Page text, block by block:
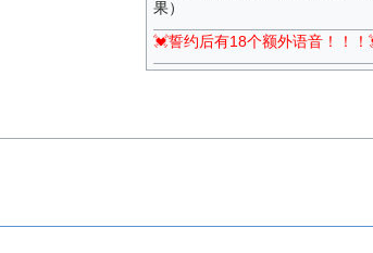
果）
💓誓约后有18个额外语音！！！